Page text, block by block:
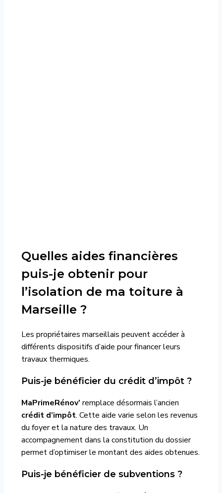
Quelles aides financières
puis-je obtenir pour
l’isolation de ma toiture à
Marseille ?
Les propriétaires marseillais peuvent accéder à
différents dispositifs d’aide pour financer leurs
travaux thermiques.
Puis-je bénéficier du crédit d’impôt ?
MaPrimeRénov’ remplace désormais l’ancien
crédit d’impôt. Cette aide varie selon les revenus
du foyer et la nature des travaux. Un
accompagnement dans la constitution du dossier
permet d’optimiser le montant des aides obtenues.
Puis-je bénéficier de subventions ?